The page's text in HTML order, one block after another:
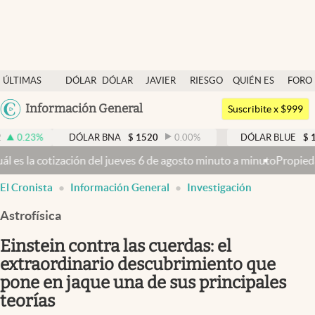
ÚLTIMAS
NOTICIAS
DÓLAR
DÓLAR
JAVIER
RIESGO
QUIÉN ES
QUIÉN
FORO
Argentina
México
Información General
Dólar
Members
Economía y Política
Finanzas y Mercados
Mercados Online
Negocios
Columnistas
Otras secciones
Apertura
Suscribite x $999
DÓLAR BNA $ 1520 0.00% DÓLAR BLUE $ 1530 -
6 de agosto minuto a minutoPropiedad privada: con cruces y
El Cronista Información General Investigación
Astrofísica
Einstein contra las cuerdas: el
extraordinario descubrimiento que
pone en jaque una de sus principales
teorías